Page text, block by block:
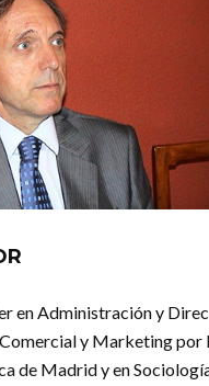
en Administración y
y Marketing por
de Madrid y en